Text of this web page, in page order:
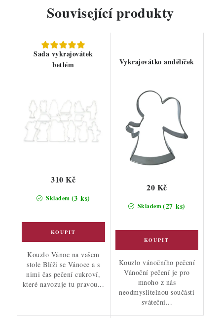
Související produkty
Sada vykrajovátek
betlém
Skladem (3 ks)
310 Kč
Kouzlo Vánoc na vašem
stole Blíží se Vánoce a s
nimi čas pečení cukroví,
které navozuje tu pravou...
Vykrajovátko andělíček
Skladem(27 ks)
20 Kč
Kouzlo vánočního pečení
Vánoční pečení je pro
mnoho z nás
neodmyslitelnou součástí
sváteční...